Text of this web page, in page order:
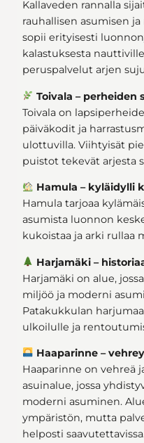
Kallaveden rannalla
rauhallisen asumisen
sopii erityisesti
kalastuksesta
peruspalvelut arjen
Toivala – perheiden
Toivala on
päiväkodit ja
ulottuvilla. Viihtyisät
puistot tekevät arjesta
Hamula – kyläidylli
Hamula tarjoaa
asumista luonnon
kukoistaa ja arki rullaa
Harjamäki –
Harjamäki on alue,
miljöö ja moderni
Patakukkulan
ulkoilulle ja
Haaparinne –
Haaparinne on vehreä
asuinalue, jossa
moderni asuminen.
ympäristön, mutta
helposti